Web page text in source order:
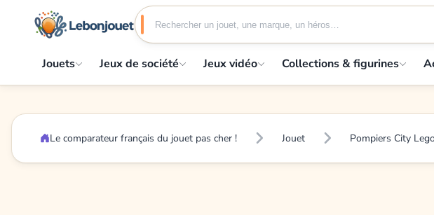
Jouets Jeux de société Jeux vidéo Collections & figurines
Le comparateur français du jouet pas cher ! Jouet Pompiers City